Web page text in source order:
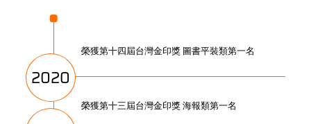
榮獲第十四屆台灣金印獎 圖書平裝類第一名
2020
榮獲第十三屆台灣金印獎 海報類第一名